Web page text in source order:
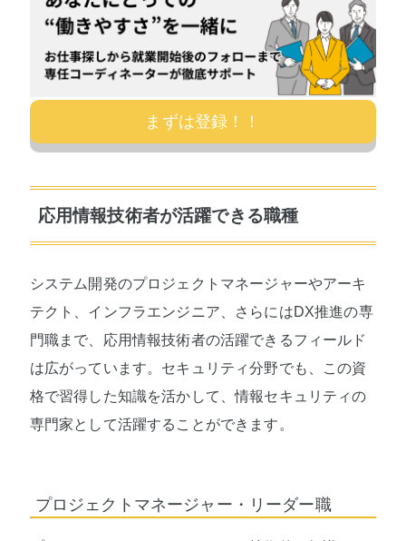
まずは登録！！
応用情報技術者が活躍できる職種
システム開発のプロジェクトマネージャーやアーキ
テクト、インフラエンジニア、さらにはDX推進の専
門職まで、応用情報技術者の活躍できるフィールド
は広がっています。セキュリティ分野でも、この資
格で習得した知識を活かして、情報セキュリティの
専門家として活躍することができます。
プロジェクトマネージャー・リーダー職